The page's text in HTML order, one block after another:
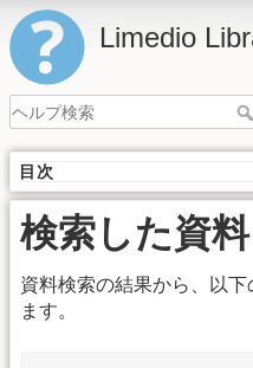
Limedio
目次
検索した資
資料検索の結果から、以
ます。